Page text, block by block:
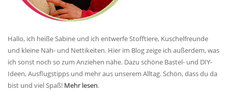
Hallo, ich heiße Sabine und ich entwerfe Stofftiere, Kuschelfreunde
und kleine Näh- und Nettikeiten. Hier im Blog zeige ich außerdem, was
ich sonst noch so zum Anziehen nähe. Dazu schöne Bastel- und DIY-
Ideen, Ausflugstipps und mehr aus unserem Alltag. Schön, dass du da
bist und viel Spaß! Mehr lesen.